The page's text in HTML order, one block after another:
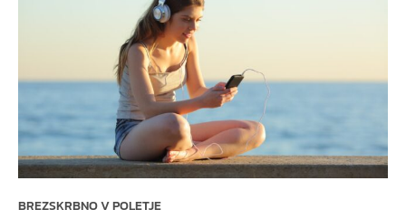
BREZSKRBNO V POLETJE